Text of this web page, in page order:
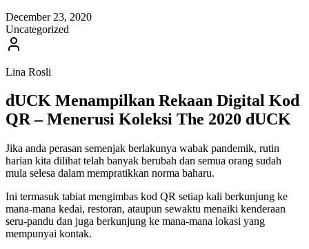
December 23, 2020
Uncategorized
Lina Rosli
dUCK Menampilkan Rekaan Digital Kod
QR – Menerusi Koleksi The 2020 dUCK
Jika anda perasan semenjak berlakunya wabak pandemik, rutin
harian kita dilihat telah banyak berubah dan semua orang sudah
mula selesa dalam mempratikkan norma baharu.
Ini termasuk tabiat mengimbas kod QR setiap kali berkunjung ke
mana-mana kedai, restoran, ataupun sewaktu menaiki kenderaan
seru-pandu dan juga berkunjung ke mana-mana lokasi yang
mempunyai kontak.